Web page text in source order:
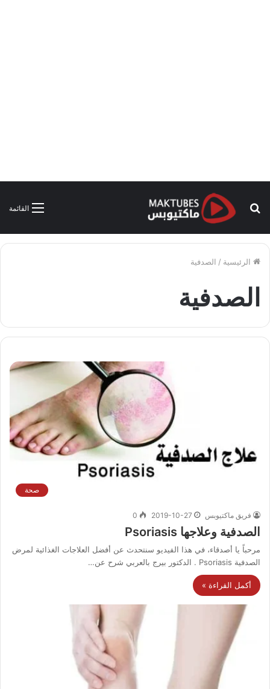
القائمة
بحث
الرئيسية / الصدفية
الصدفية
صحة
فريق ماكتيوبس 2019-10-27
0
الصدفية وعلاجها Psoriasis
مرحباً يا أصدقاء، في هذا الفيديو سنتحدث عن أفضل العلاجات الغذائية لمرض
الصدفية Psoriasis . الدكتور بيرج بالعربي شرح عن…
أكمل القراءة »